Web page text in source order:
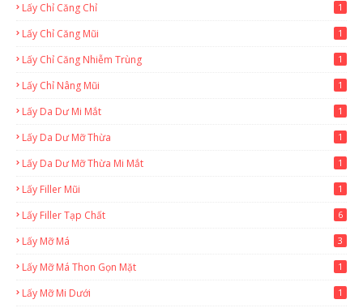
Lấy Chỉ Căng Chỉ 1
Lấy Chỉ Căng Mũi 1
Lấy Chỉ Căng Nhiễm Trùng 1
Lấy Chỉ Nâng Mũi 1
Lấy Da Dư Mi Mắt 1
Lấy Da Dư Mỡ Thừa 1
Lấy Da Dư Mỡ Thừa Mi Mắt 1
Lấy Filler Mũi 1
Lấy Filler Tạp Chất 6
Lấy Mỡ Má 3
Lấy Mỡ Má Thon Gọn Mặt 1
Lấy Mỡ Mi Dưới 1